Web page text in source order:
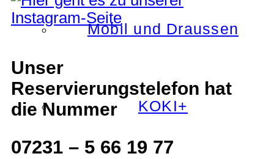
Mobil und Draussen
KOKI+
Unser
Reservierungstelefon hat
die Nummer
07231 – 5 66 19 77